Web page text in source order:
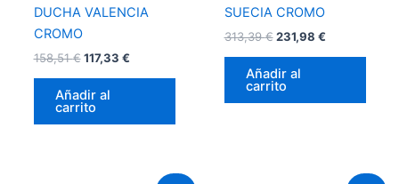
DUCHA VALENCIA
CROMO
158,51€ 117,33 €
Añadir al
carrito
SUECIA CROMO
313,39€ 231,98 €
Añadir al
carrito